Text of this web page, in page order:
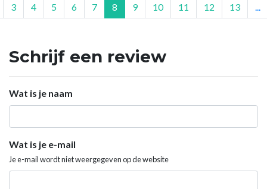
3 4 5 6 7 8 9 10 11 12 13
Schrijf een review
Wat is je naam
Wat is je e-mail
Je e-mail wordt niet weergegeven op de website